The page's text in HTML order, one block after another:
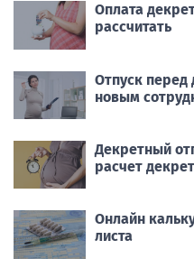
Оплата
рассчитать
Отпуск
новым
Декретный
расчет
Онлайн
листа